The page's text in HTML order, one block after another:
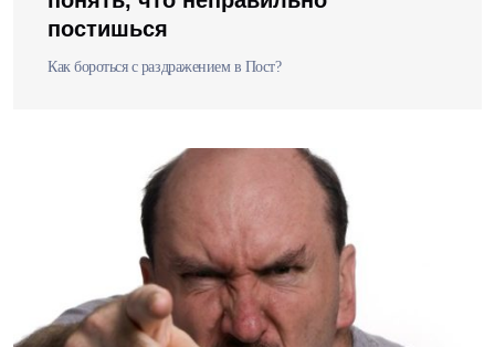
постишься
Как бороться с раздражением в Пост?